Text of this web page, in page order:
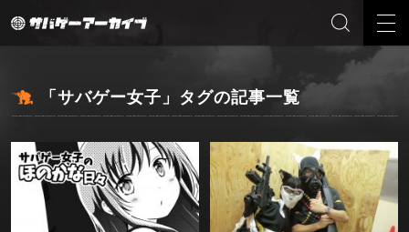
「サバゲー女子」タグの記事一覧